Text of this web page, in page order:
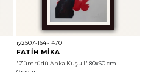
iy2507-164 - 470
FATİH MİKA
"Zümrüdü Anka Kuşu I" 80x60 cm -